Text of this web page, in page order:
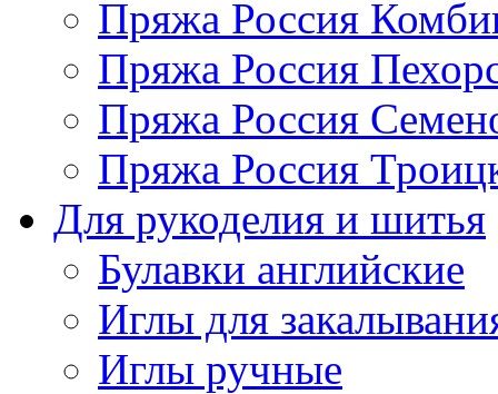
Пряжа Россия
Пряжа Россия
Пряжа Россия
Пряжа Россия
Для рукоделия и шитья
Булавки английские
Иглы для
Иглы ручные